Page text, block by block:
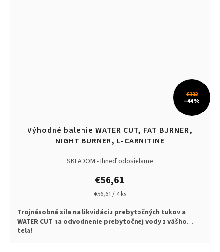
€102
–44 %
Výhodné balenie WATER CUT, FAT BURNER,
NIGHT BURNER, L-CARNITINE
SKLADOM - Ihneď odosielame
€56,61
Jednotková
€56,61 / 4 ks
Trojnásobná sila na likvidáciu prebytočných tukov a
WATER CUT na odvodnenie prebytočnej vody z vášho
tela!